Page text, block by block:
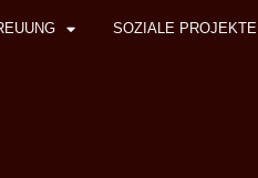
SOZIALE PROJEKTE